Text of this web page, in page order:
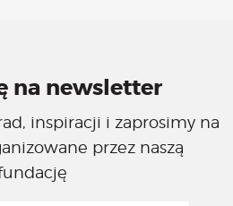
na newsletter
inspiracji i zaprosimy na
przez naszą